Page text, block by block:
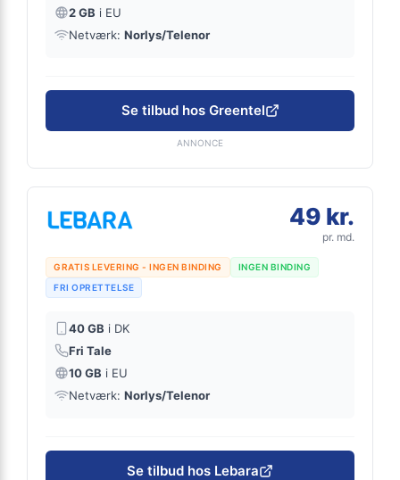
2 GB i EU
Netværk: Norlys/Telenor
Se tilbud hos Greentel
ANNONCE
49 kr.
pr. md.
GRATIS LEVERING - INGEN BINDING
INGEN BINDING
FRI OPRETTELSE
40 GB i DK
Fri Tale
10 GB i EU
Netværk: Norlys/Telenor
Se tilbud hos Lebara